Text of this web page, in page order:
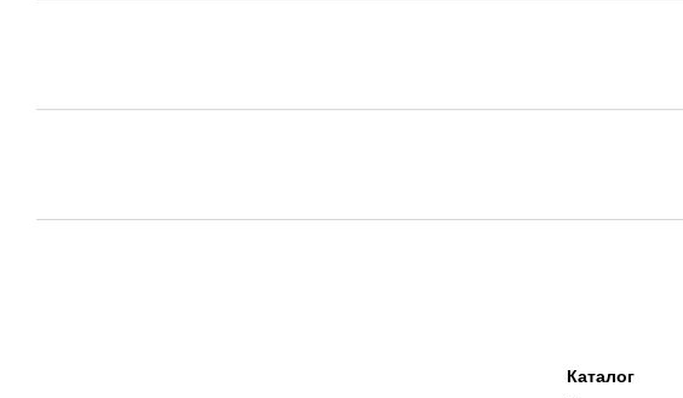
Каталог